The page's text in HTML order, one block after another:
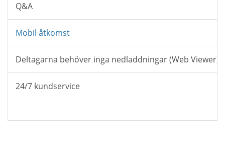
Q&A
Mobil åtkomst
Deltagarna behöver inga nedladdningar (Web Viewer)
24/7 kundservice